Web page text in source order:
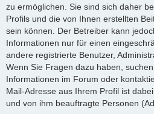
zu ermöglichen. Sie sind sich daher
Profils und die von Ihnen erstellten
sein können. Der Betreiber kann
Informationen nur für einen
andere registrierte Benutzer,
Wenn Sie Fragen dazu haben,
Informationen im Forum oder
Mail-Adresse aus Ihrem Profil ist
und von ihm beauftragte Personen